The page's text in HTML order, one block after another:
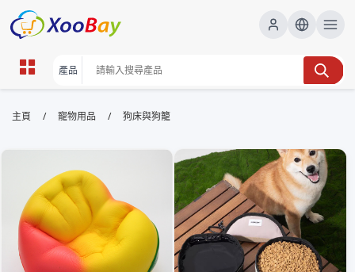
狗床與狗籠 | XOOBAY B2B/B2C
狗床,狗籠,寵物用品,居家寵物, wholesale 狗床與狗籠,
XOOBAY
專為狗床與狗籠選購設計的實用指南提升曝光
主頁 / 寵物用品 / 狗床與狗籠